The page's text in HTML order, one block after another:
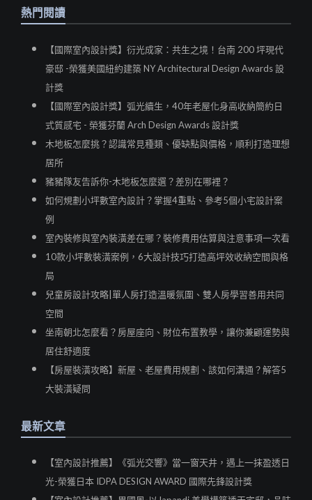
熱門閱讀
【國際室內設計獎】衍光成家：共生之境！台南 200 坪現代
豪邸 -榮獲美國紐約建築 NY Architectural Design Awards 設
計獎
【國際室內設計獎】弧光續生，40年老屋化身高收納簡約日
式質感宅 - 榮獲芬蘭 Arch Design Awards 設計獎
木地板怎麼挑？認識常見種類、優缺點與價格，順利打造理想
居所
豬豬隊友告訴你-木地板怎麼選？差別在哪裡？
如何規劃小坪數室內設計？掌握4重點、參考5個小宅設計案
例
室內裝修與室內裝潢差在哪？裝修費用估算與注意事項一次看
10款小坪數裝潢案例，6大設計技巧打造高坪效收納空間與格
局
兒童房設計攻略|單人房打造溫暖氛圍、雙人房學習善用共同
空間
坐南朝北怎麼看？房屋座向、財位布置教學，讓你兼顧運勢與
居住舒適度
【房屋裝潢攻略】新屋、老屋費用規劃、該如何溝通？解答5
大裝潢疑問
最新文章
【室內設計推薦】《弧光交響》當一窗天井，遇上一抹盈透日
光-榮獲日本 IDPA DESIGN AWARD 國際先鋒設計獎